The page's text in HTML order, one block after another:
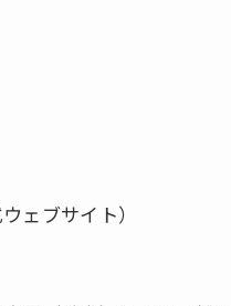
ェブサイト）